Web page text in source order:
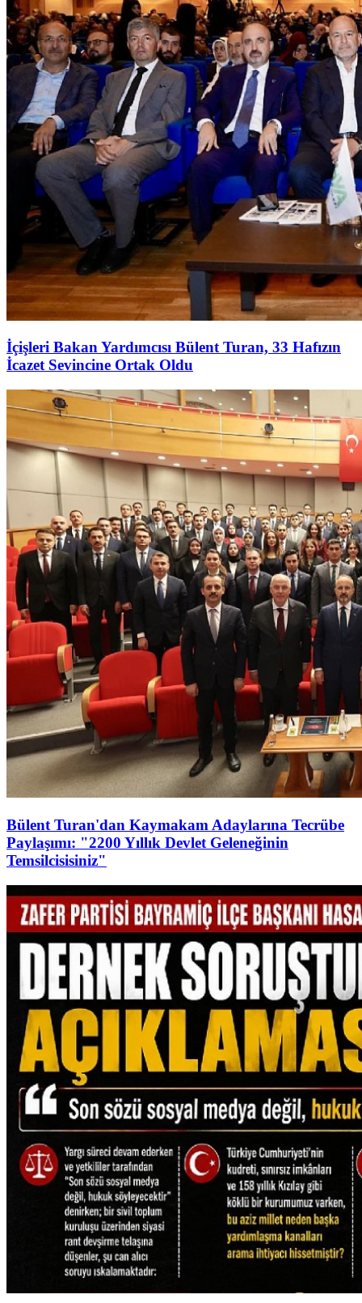
İçişleri Bakan Yardımcısı Bülent Turan, 33 Hafızın
İcazet Sevincine Ortak Oldu
Bülent Turan'dan Kaymakam Adaylarına Tecrübe
Paylaşımı: "2200 Yıllık Devlet Geleneğinin
Temsilcisisiniz"